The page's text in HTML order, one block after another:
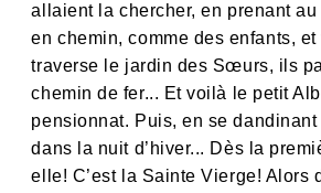
allaient la chercher, en prenant
en chemin, comme des enfants,
traverse le jardin des Sœurs, ils
chemin de fer... Et voilà le petit
pensionnat. Puis, en se
dans la nuit d’hiver... Dès la
elle! C’est la Sainte Vierge!